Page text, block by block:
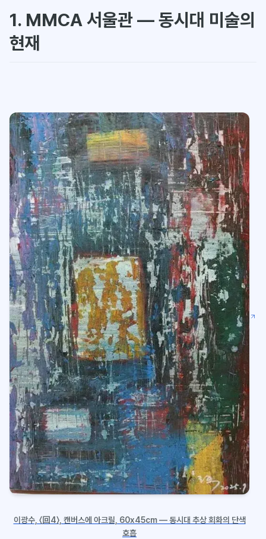
1. MMCA 서울관 — 동시대 미술의
현재
이광수, 〈回4〉, 캔버스에 아크릴, 60x45cm — 동시대 추상 회화의 단색
호흡